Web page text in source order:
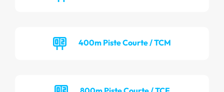
400m Piste Courte / TCM